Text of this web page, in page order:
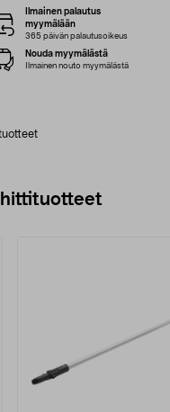
Ilmainen palautus
myymälään
365 päivän palautusoikeus
Nouda myymälästä
Ilmainen nouto myymälästä